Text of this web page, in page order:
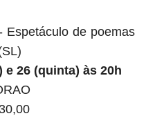
Espetáculo de poemas
e 26 (quinta) às 20h